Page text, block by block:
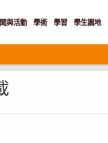
與活動 學術 學習 學生園地